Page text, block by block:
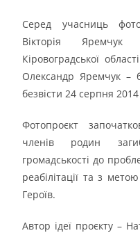
Серед учасниць
Вікторія
Кіровоградської
Олександр Яремчук –
безвісти 24 серпня
Фотопроєкт
членів родин
громадськості до
реабілітації та з
Героїв.
Автор ідеї проєкту –